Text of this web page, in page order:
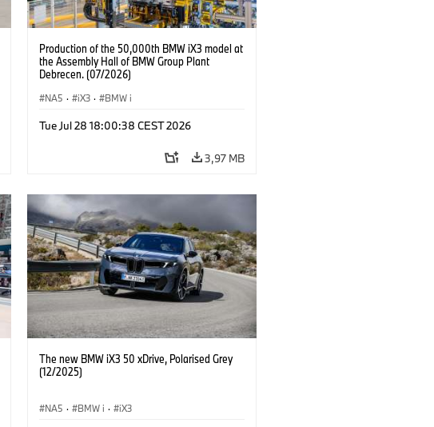
Production of the 50,000th BMW iX3 model at
the Assembly Hall of BMW Group Plant
Debrecen. (07/2026)
NA5 · iX3 · BMW i
Tue Jul 28 18:00:38 CEST 2026
3,97 MB
The new BMW iX3 50 xDrive, Polarised Grey
(12/2025)
NA5 · BMW i · iX3